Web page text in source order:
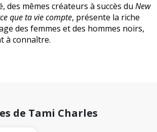
des mêmes créateurs à succès du New
que ta vie compte, présente la riche
des femmes et des hommes noirs,
à connaître.
de Tami Charles